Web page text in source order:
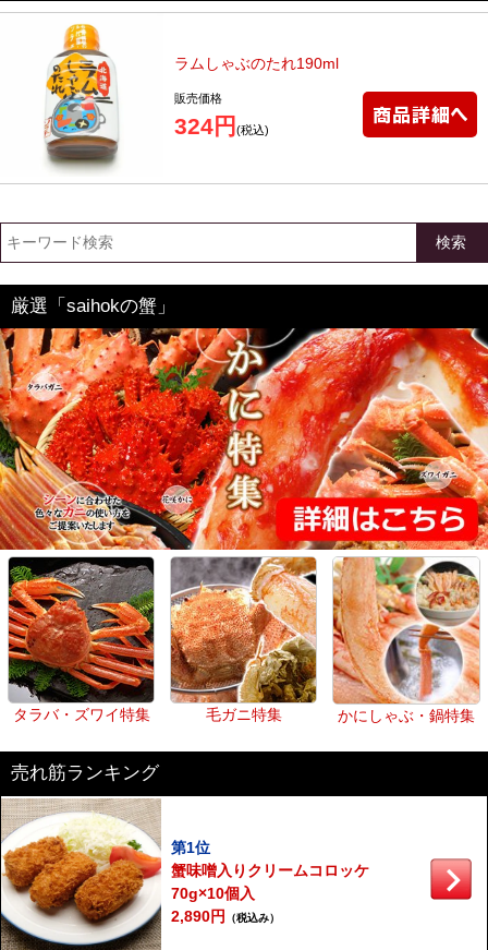
ラムしゃぶのたれ190ml
販売価格
324円 (税込)
検索
厳選「saihokの蟹」
タラバ・ズワイ特集 毛ガニ特集 かにしゃぶ・鍋特集
売れ筋ランキング
第1位
蟹味噌入りクリームコロッケ
70g×10個入
2,890円
（税込み）